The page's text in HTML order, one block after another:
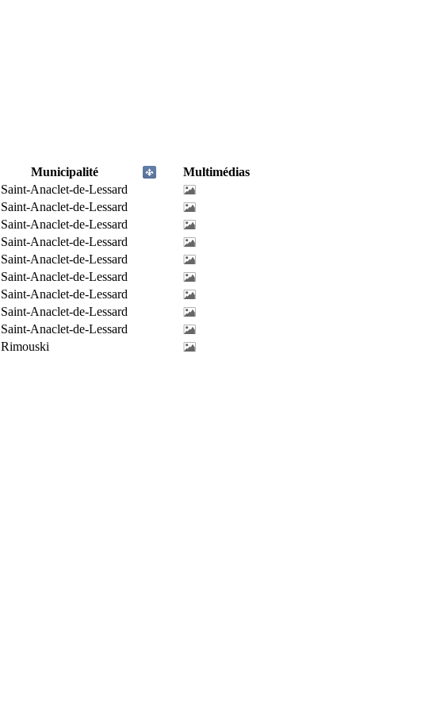
Municipalité
Multimédias
Saint-Anaclet-de-Lessard
Saint-Anaclet-de-Lessard
Saint-Anaclet-de-Lessard
Saint-Anaclet-de-Lessard
Saint-Anaclet-de-Lessard
Saint-Anaclet-de-Lessard
Saint-Anaclet-de-Lessard
Saint-Anaclet-de-Lessard
Saint-Anaclet-de-Lessard
Rimouski